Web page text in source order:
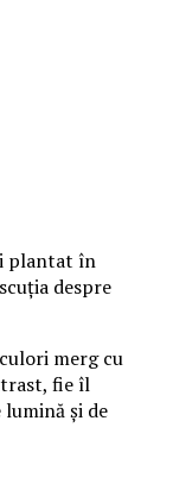
plantat în
despre
merg cu
fie îl
și de